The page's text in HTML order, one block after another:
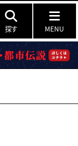
探す MENU